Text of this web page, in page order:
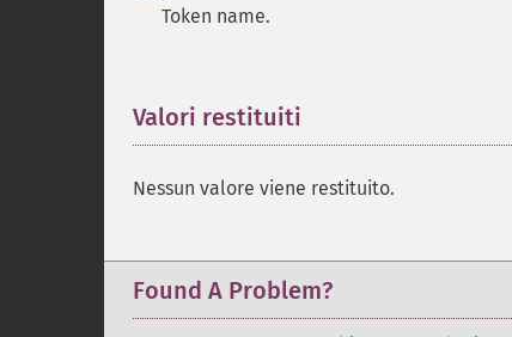
Token name.
Valori restituiti
Nessun valore viene restituito.
Found A Problem?